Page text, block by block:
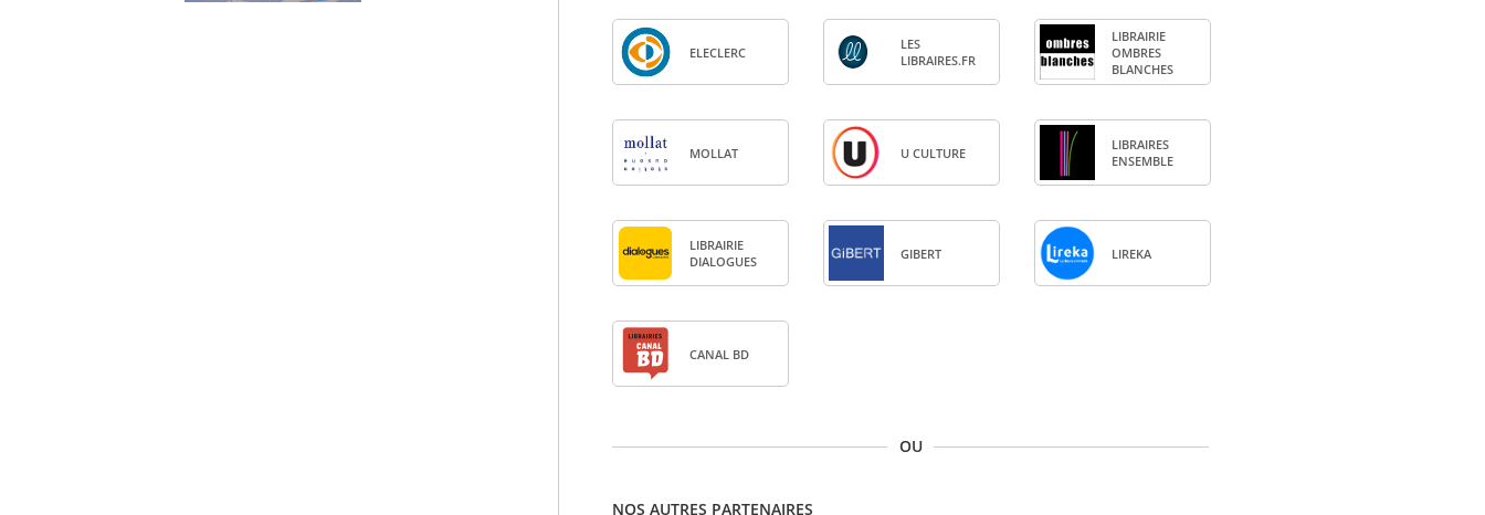
ELE­CLERC
LES
LIBRAIRES.FR
LIBRAI­RIE
OMBRES
BLANCHES
MOL­LAT U CULTURE
LIBRAIRES
ENSEMBLE
LIBRAI­RIE
DIA­LOGUES
GIBERT LIREKA
CANAL BD
OU
NOS AUTRES PARTENAIRES